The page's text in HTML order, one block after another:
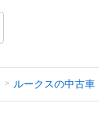
ルークスの中古車